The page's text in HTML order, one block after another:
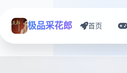
极品采花郎 首页